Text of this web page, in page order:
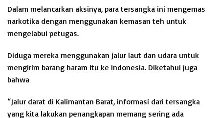
Dalam melancarkan aksinya, para tersangka ini mengemas
narkotika dengan menggunakan kemasan teh untuk
mengelabui petugas.
Diduga mereka menggunakan jalur laut dan udara untuk
mengirim barang haram itu ke Indonesia. Diketahui juga
bahwa
“Jalur darat di Kalimantan Barat, informasi dari tersangka
yang kita lakukan penangkapan memang sering ada